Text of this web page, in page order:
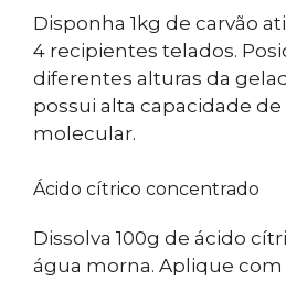
Disponha 1kg de carvão
4 recipientes telados.
diferentes alturas da
possui alta capacidade de
molecular.
Ácido cítrico concentrado
Dissolva 100g de ácido
água morna. Aplique